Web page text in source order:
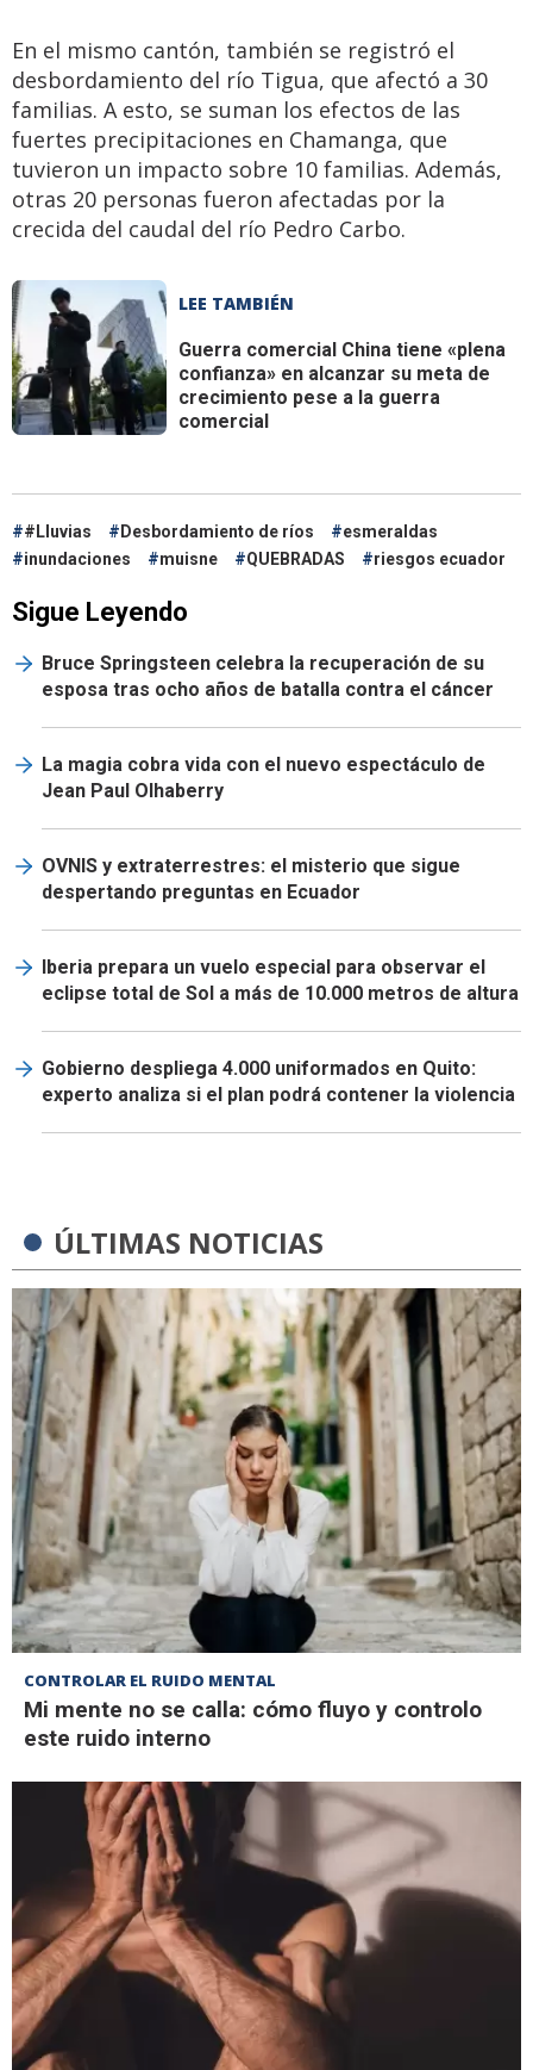
En el mismo cantón, también se registró el
desbordamiento del río Tigua, que afectó a 30
familias. A esto, se suman los efectos de las
fuertes precipitaciones en Chamanga, que
tuvieron un impacto sobre 10 familias. Además,
otras 20 personas fueron afectadas por la
crecida del caudal del río Pedro Carbo.
LEE TAMBIÉN
Guerra comercial China tiene «plena
confianza» en alcanzar su meta de
crecimiento pese a la guerra
comercial
#Lluvias Desbordamiento de ríos
esmeraldas
inundaciones
muisne QUEBRADAS riesgos ecuador
Sigue Leyendo
Bruce Springsteen celebra la recuperación de su
esposa tras ocho años de batalla contra el cáncer
La magia cobra vida con el nuevo espectáculo de
Jean Paul Olhaberry
OVNIS y extraterrestres: el misterio que sigue
despertando preguntas en Ecuador
Iberia prepara un vuelo especial para observar el
eclipse total de Sol a más de 10.000 metros de altura
Gobierno despliega 4.000 uniformados en Quito:
experto analiza si el plan podrá contener la violencia
ÚLTIMAS NOTICIAS
CONTROLAR EL RUIDO MENTAL
Mi mente no se calla: cómo fluyo y controlo
este ruido interno